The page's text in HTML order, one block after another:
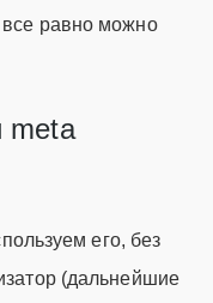
равно можно
meta
его, без
(дальнейшие